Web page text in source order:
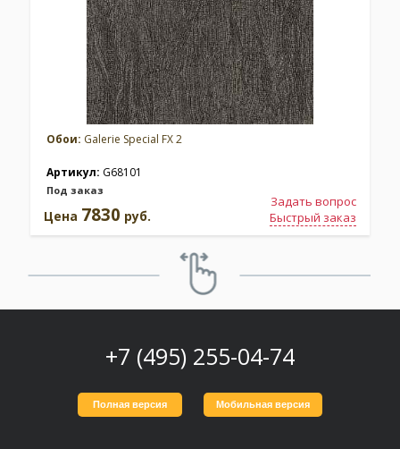
Обои: Galerie Special FX 2
Артикул: G68101
Под заказ
Задать вопрос
Быстрый заказ
Цена 7830 руб.
+7 (495) 255-04-74
Полная версия Мобильная версия